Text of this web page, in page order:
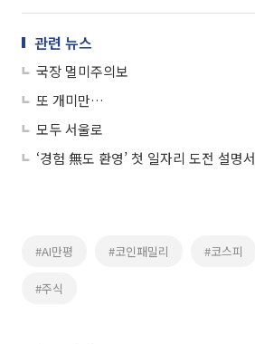
관련 뉴스
국장 멀미주의보
또 개미만…
모두 서울로
‘경험 無도 환영’ 첫 일자리 도전 설명서
#AI만평 #코인패밀리 #코스피
#주식